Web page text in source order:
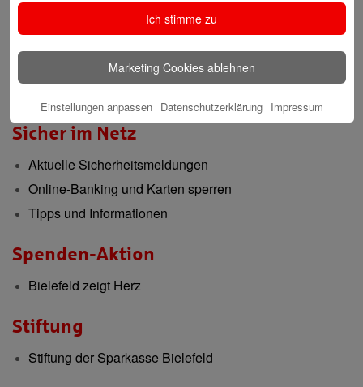
Verantwortungsvoll für die Menschen und die Region
Presse-Center
Sicher im Netz
Aktuelle Sicherheitsmeldungen
Online-Banking und Karten sperren
Tipps und Informationen
Spenden-Aktion
Bielefeld zeigt Herz
Stiftung
Stiftung der Sparkasse Bielefeld
Ich stimme zu
Marketing Cookies ablehnen
Einstellungen anpassen Datenschutzerklärung Impressum